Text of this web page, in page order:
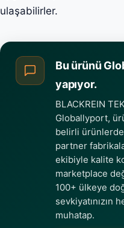
ulaşabilirler.
Bu ürünü
yapıyor.
BLACKREIN
Globallyport,
belirli
partner
ekibiyle kalite
marketplace
100+ ülkeye
sevkiyatınızın
muhatap.